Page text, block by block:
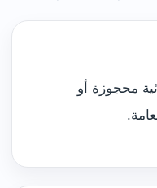
محجوزة أو